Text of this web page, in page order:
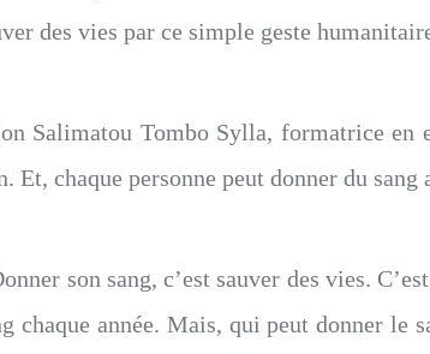
des vies par ce simple geste
Salimatou Tombo Sylla, formatrice en
Et, chaque personne peut donner du
son sang, c’est sauver des vies.
chaque année. Mais, qui peut donner le